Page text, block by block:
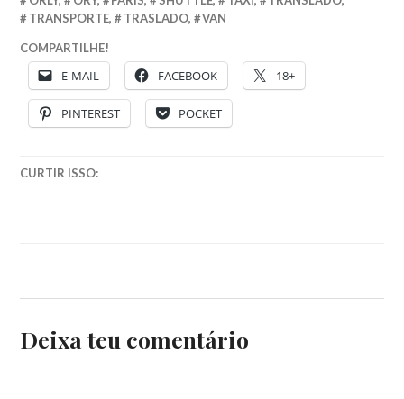
TRANSPORTE, TRASLADO, VAN
COMPARTILHE!
E-MAIL FACEBOOK 18+
PINTEREST POCKET
CURTIR ISSO:
Deixa teu comentário